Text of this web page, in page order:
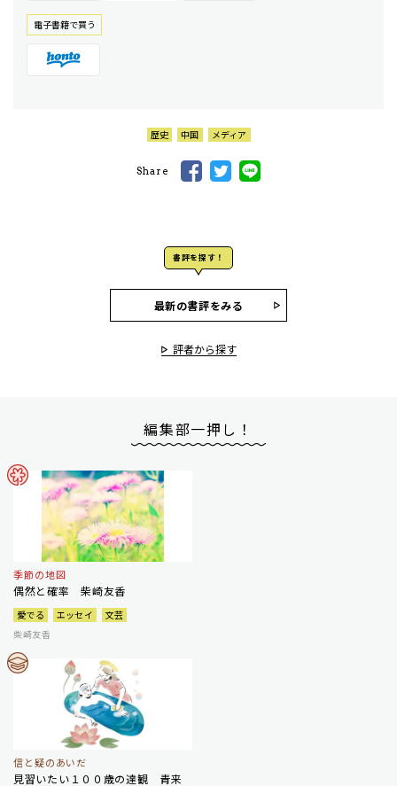
電⼦書籍で買う
歴史 中国 メディア
Share
書評を探す！
最新の書評をみる
評者から探す
編集部一押し！
季節の地図
偶然と確率 柴崎友香
愛でる エッセイ
文芸
柴崎友香
信と疑のあいだ
見習いたい１００歳の達観 青来